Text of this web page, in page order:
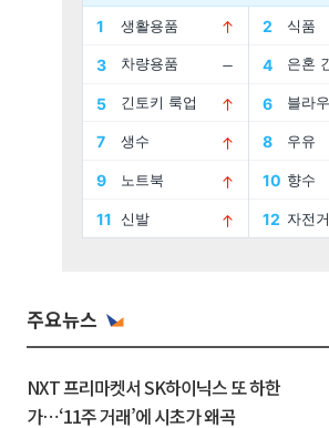
주요뉴스
NXT 프리마켓서 SK하이닉스 또 하한
가⋯‘11주 거래’에 시초가 왜곡